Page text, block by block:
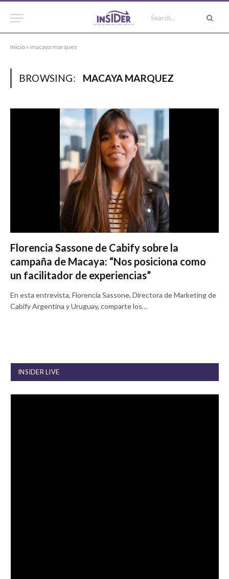
Inicio » macaya marquez
BROWSING: MACAYA MARQUEZ
Florencia Sassone de Cabify sobre la
campaña de Macaya: “Nos posiciona como
un facilitador de experiencias”
En esta entrevista, Florencia Sassone, Directora de Marketing de
Cabify Argentina y Uruguay, comparte los…
INSIDER LIVE